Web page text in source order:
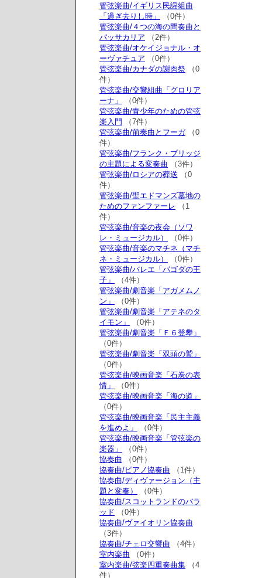
管弦楽曲/イギリス民謡組曲
「過ぎ去りし時」
（0件）
管弦楽曲/４つの海の間奏曲と
パッサカリア （2件）
管弦楽曲/オケイジョナル・オ
ーヴァチュア （0件）
管弦楽曲/カナダの謝肉祭 （0
件）
管弦楽曲/交響組曲「グロリア
ーナ」
（0件）
管弦楽曲/青少年のための管弦
楽入門
（7件）
管弦楽曲/前奏曲とフーガ（0
件）
管弦楽曲/フランク・ブリッジ
の主題による変奏曲 （3件）
管弦楽曲/ロシアの葬送 （0
件）
管弦楽曲/聖エドマンズ墓地の
ためのファンファーレ （1
件）
管弦楽曲/音楽の夜会（ソワ
レ・ミュージカル）
（0件）
管弦楽曲/音楽のマチネ（マチ
ネ・ミュージカル）
（0件）
管弦楽曲/バレエ「パゴダの王
子」
（4件）
管弦楽曲/劇音楽「アガメムノ
ン」
（0件）
管弦楽曲/劇音楽「アテネのタ
イモン」
（0件）
管弦楽曲/劇音楽「Ｆ６登攀」
（0件）
管弦楽曲/劇音楽「双頭の鷲」
（0件）
管弦楽曲/映画音楽「石炭の表
情」
（0件）
管弦楽曲/映画音楽「海の道」
（0件）
管弦楽曲/映画音楽「民主主義
を進めよ」
（0件）
管弦楽曲/映画音楽「管弦楽の
楽器」
（0件）
協奏曲 （0件）
協奏曲/ピアノ協奏曲 （1件）
協奏曲/ディヴァージョン（主
題と変奏）
（0件）
協奏曲/スコットランドのバラ
ッド （0件）
協奏曲/ヴァイオリン協奏曲
（3件）
協奏曲/チェロ交響曲 （4件）
室内楽曲 （0件）
室内楽曲/弦楽四重奏曲集 （4
件）